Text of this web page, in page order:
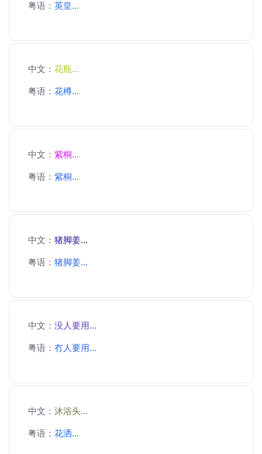
粤语： 英皇...
中文： 花瓶...
粤语： 花樽...
中文： 紫桐...
粤语： 紫桐...
中文： 猪脚姜...
粤语： 猪脚姜...
中文： 没人要用...
粤语： 冇人要用...
中文： 沐浴头...
粤语： 花洒...